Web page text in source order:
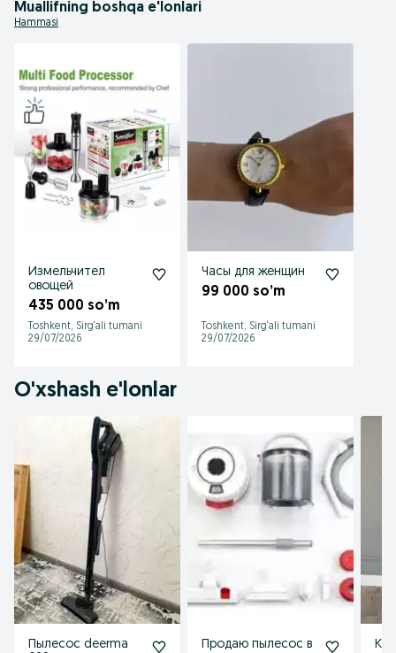
Muallifning boshqa e'lonlari
Hammasi
Измельчител
овощей
435 000 so’m
Toshkent, Sirg‘ali tumani
29/07/2026
Часы для женщин
99 000 so’m
Toshkent, Sirg‘ali tumani
29/07/2026
O'xshash e'lonlar
Пылесос deerma
Продаю пылесос в